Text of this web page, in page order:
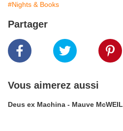
#Nights & Books
Partager
Vous aimerez aussi
Deus ex Machina - Mauve McWEIL